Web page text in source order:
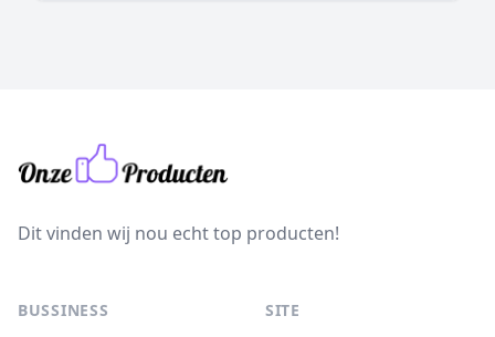
Dit vinden wij nou echt top producten!
BUSSINESS SITE